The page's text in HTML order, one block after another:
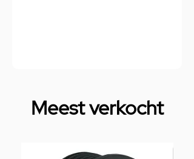
Meest verkocht